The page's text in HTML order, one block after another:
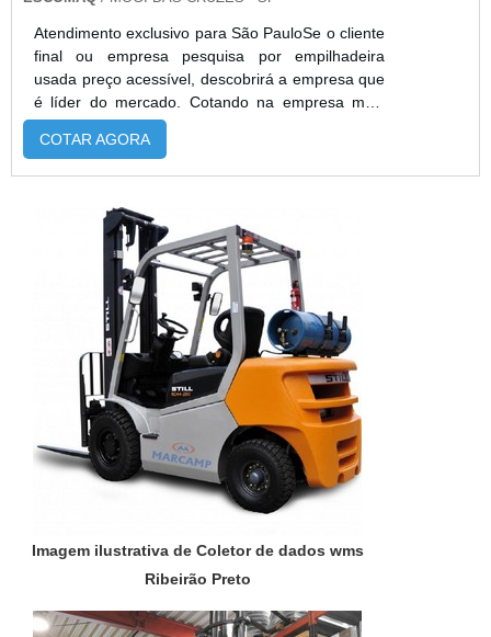
Atendimento exclusivo para São PauloSe o cliente
final ou empresa pesquisa por empilhadeira
usada preço acessível, descobrirá a empresa que
é líder do mercado. Cotando na empresa mais
qualificada do mercado e achando a melhor
referência em qualidade.É importante lembrar que
de cuidado ajuda a garantir a qualidade e
durabilidade dos materiais, além de ...
COTAR AGORA
Imagem ilustrativa de Coletor de dados wms
Ribeirão Preto